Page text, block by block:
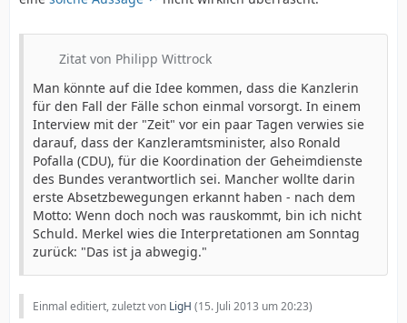
Zitat von Philipp Wittrock
Man könnte auf die Idee kommen, dass die Kanzlerin
für den Fall der Fälle schon einmal vorsorgt. In einem
Interview mit der "Zeit" vor ein paar Tagen verwies sie
darauf, dass der Kanzleramtsminister, also Ronald
Pofalla (CDU), für die Koordination der Geheimdienste
des Bundes verantwortlich sei. Mancher wollte darin
erste Absetzbewegungen erkannt haben - nach dem
Motto: Wenn doch noch was rauskommt, bin ich nicht
Schuld. Merkel wies die Interpretationen am Sonntag
zurück: "Das ist ja abwegig."
Einmal editiert, zuletzt von LigH (15. Juli 2013 um 20:23)